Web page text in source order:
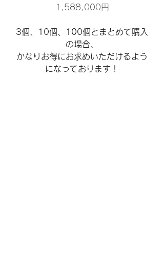
1,588,000円
3個、10個、100個とまとめて購入
の場合、
かなりお得にお求めいただけるよう
になっております！